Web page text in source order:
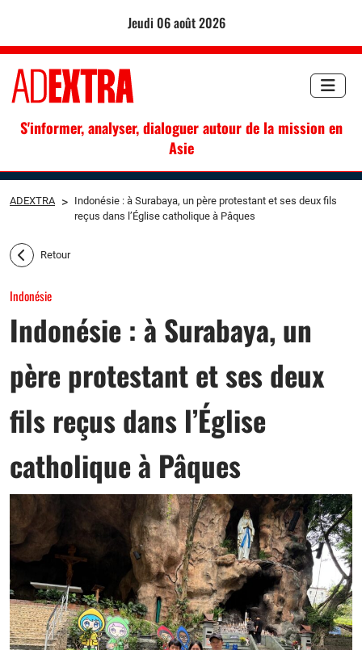
jeudi 06 août 2026
S'informer, analyser, dialoguer autour de la mission en
Asie
ADEXTRA > Indonésie : à Surabaya, un père protestant et ses deux fils
reçus dans l’Église catholique à Pâques
Retour
Indonésie
Indonésie : à Surabaya, un
père protestant et ses deux
fils reçus dans l’Église
catholique à Pâques